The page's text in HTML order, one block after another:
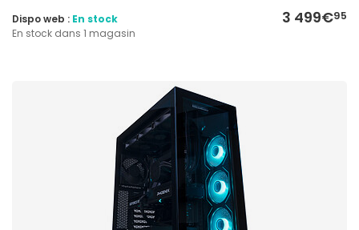
3 499€95
Dispo web : En stock
En stock dans 1 magasin